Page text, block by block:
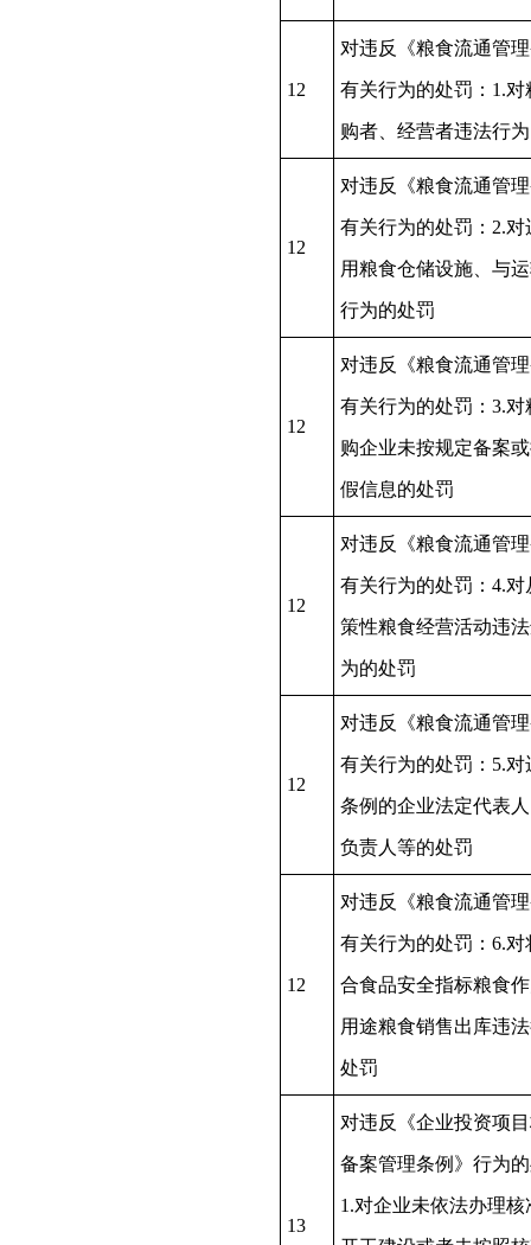
12
对违反《粮食流通管
有关行为的处罚：1.对
购者、经营者违法行
12
对违反《粮食流通管
有关行为的处罚：2.对
用粮食仓储设施、与
行为的处罚
12
对违反《粮食流通管
有关行为的处罚：3.对
购企业未按规定备案
假信息的处罚
12
对违反《粮食流通管
有关行为的处罚：4.对
策性粮食经营活动违
为的处罚
12
对违反《粮食流通管
有关行为的处罚：5.对
条例的企业法定代表
负责人等的处罚
12
对违反《粮食流通管
有关行为的处罚：6.对
合食品安全指标粮食
用途粮食销售出库违
处罚
13
对违反《企业投资项
备案管理条例》行为
1.对企业未依法办理核